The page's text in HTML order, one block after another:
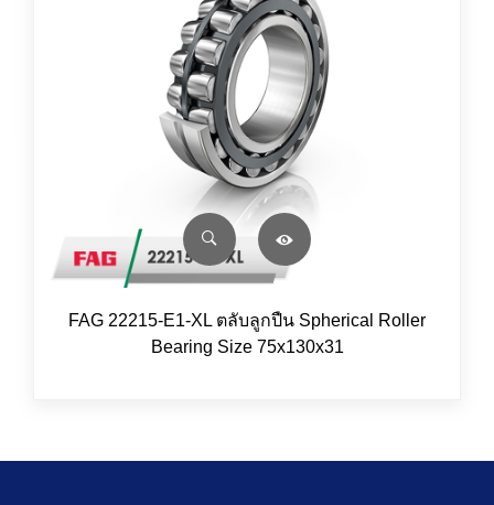
FAG 22215-E1-XL ตลับลูกปืน Spherical Roller
Bearing Size 75x130x31